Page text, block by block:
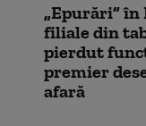
„Epurări” în
filiale din
pierdut
premier
afară